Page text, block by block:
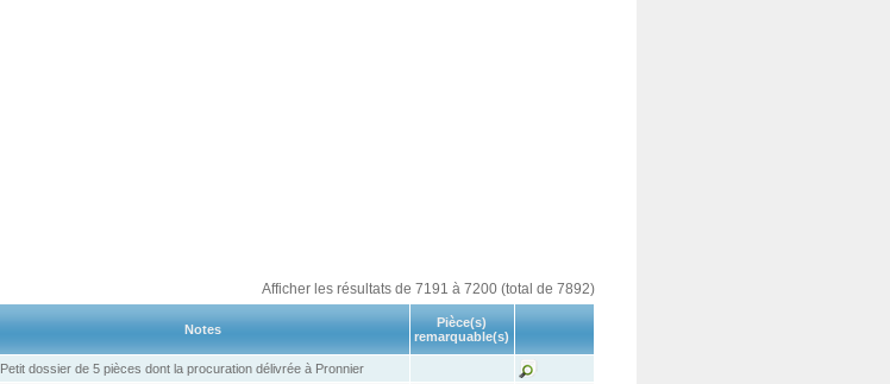
Afficher les résultats de 7191 à 7200 (total de 7892)
Notes
Pièce(s)
remarquable(s)
Petit dossier de 5 pièces dont la procuration délivrée à Pronnier